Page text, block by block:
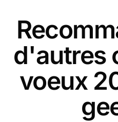
d'autres
voeux